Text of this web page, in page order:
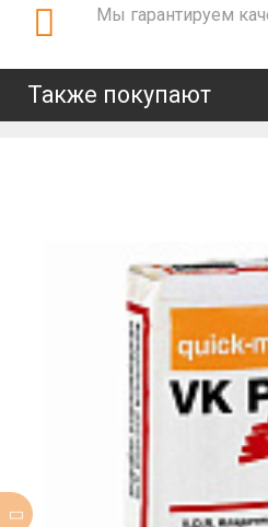
Мы гарантируем
Также покупают